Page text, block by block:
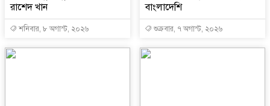
রাশেদ খান
শনিবার, ৮ অগাস্ট, ২০২৬
বাংলাদেশি
শুক্রবার, ৭ অগাস্ট, ২০২৬